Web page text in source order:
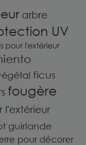
arbre
UV
pour l'extérieur
ficus
fougère
l'extérieur
guirlande
pour décorer